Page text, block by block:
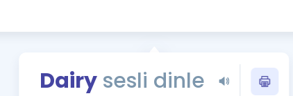
YDS - YÖKDİL
Dairy sesli dinle